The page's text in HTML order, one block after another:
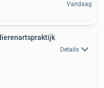
Vandaag
Details